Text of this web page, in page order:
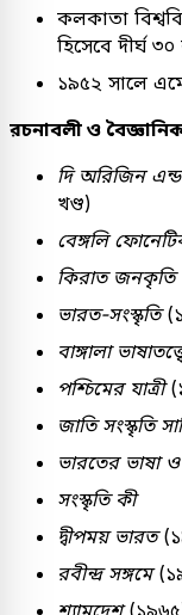
কলকাতা
হিসেবে দীর্ঘ
১৯৫২ সালে
রচনাবলী ও
দি অরিজিন এন্ড
খণ্ড)
বেঙ্গলি
কিরাত জনকৃতি
ভারত-সংস্কৃতি
বাঙ্গালা
পশ্চিমের যাত্রী
জাতি সংস্কৃতি
ভারতের ভাষা ও
সংস্কৃতি কী
দ্বীপময় ভারত
রবীন্দ্র সঙ্গমে
শ্যামদেশ